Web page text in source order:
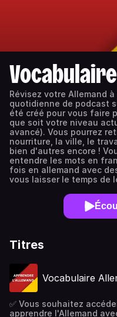
Révisez votre Allemand
quotidienne de podcast
été créé pour vous faire
que soit votre niveau
avancé). Vous pourrez
nourriture, la ville, le
bien d'autres encore !
entendre les mots en
fois en allemand avec
vous laisser le temps de
Titres
Vocabulaire
✅ Vous souhaitez
apprendre l'Allemand